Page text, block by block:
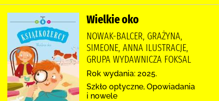
Wielkie oko
NOWAK-BALCER, GRAŻYNA,
SIMEONE, ANNA ILUSTRACJE,
GRUPA WYDAWNICZA FOKSAL
Rok wydania: 2025.
Szkło optyczne, Opowiadania
i nowele